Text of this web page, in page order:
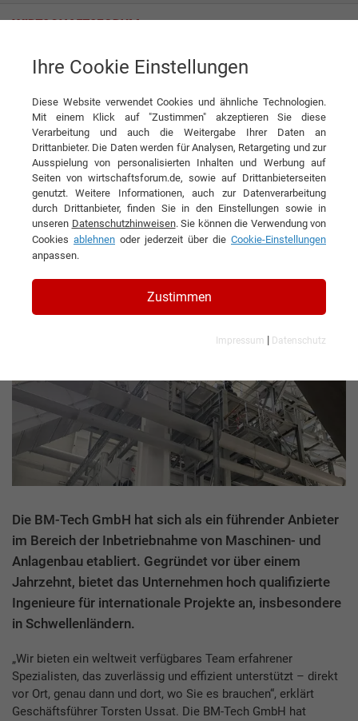
Projektlösungen auf höchstem Niveau
Interview BM-Tech GmbH
DIESEN ARTIKEL EMPFEHLEN
Projektlösungen auf höchstem
Niveau
Interview mit Torsten Ussat,
Geschäftsführer der BM-Tech GmbH
Die BM-Tech GmbH hat sich als ein führender Anbieter
im Bereich der Inbetriebnahme von Maschinen- und
Anlagenbau etabliert. Gegründet vor über einem
Jahrzehnt, bietet das Unternehmen hoch qualifizierte
Ingenieure für internationale Projekte an, insbesondere
in Schwellenländern.
„Wir bieten ein weltweit verfügbares Team erfahrener
Spezialisten, das zuverlässig und effizient unterstützt – direkt
vor Ort, genau dann und dort, wo Sie es brauchen“, erklärt
Geschäftsführer Torsten Ussat. Die BM-Tech GmbH hat
Ihre Cookie Einstellungen
Diese Website verwendet Cookies und ähnliche Technologien.
Mit einem Klick auf "Zustimmen" akzeptieren Sie diese
Verarbeitung und auch die Weitergabe Ihrer Daten an
Drittanbieter. Die Daten werden für Analysen, Retargeting und zur
Ausspielung von personalisierten Inhalten und Werbung auf
Seiten von wirtschaftsforum.de, sowie auf Drittanbieterseiten
genutzt. Weitere Informationen, auch zur Datenverarbeitung
durch Drittanbieter, finden Sie in den Einstellungen sowie in
unseren Datenschutzhinweisen. Sie können die Verwendung von
Cookies ablehnen oder jederzeit über die Cookie-Einstellungen
anpassen.
Zustimmen
Impressum | Datenschutz